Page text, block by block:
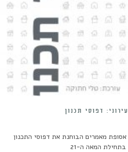
דפוסי תכנון
מאמרים הבוחנת את דפוסי התכנון
המאה ה-21